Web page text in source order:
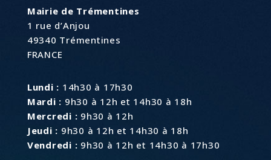
Mairie de Trémentines
1 rue d’Anjou
49340 Trémentines
FRANCE
Lundi : 14h30 à 17h30
Mardi : 9h30 à 12h et 14h30 à 18h
Mercredi : 9h30 à 12h
Jeudi : 9h30 à 12h et 14h30 à 18h
Vendredi : 9h30 à 12h et 14h30 à 17h30